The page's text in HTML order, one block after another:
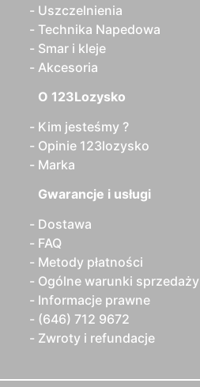
Uszczelnienia
Technika Napedowa
Smar i kleje
Akcesoria
O 123Lozysko
Kim jesteśmy ?
Opinie 123lozysko
Marka
Gwarancje i usługi
Dostawa
FAQ
Metody płatności
Ogólne warunki sprzedaży
Informacje prawne
(646) 712 9672
Zwroty i refundacje